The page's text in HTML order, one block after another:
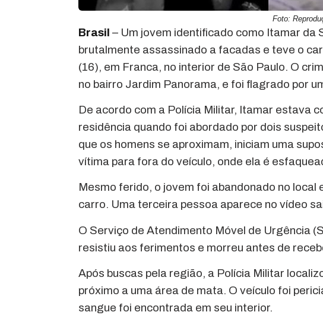
Foto:
Brasil – Um jovem identificado como Itamar da
brutalmente assassinado a facadas e teve o
(16), em Franca, no interior de São Paulo. O
no bairro Jardim Panorama, e foi flagrado por
De acordo com a Polícia Militar, Itamar estava
residência quando foi abordado por dois
que os homens se aproximam, iniciam uma
vítima para fora do veículo, onde ela é
Mesmo ferido, o jovem foi abandonado no
carro. Uma terceira pessoa aparece no vídeo
O Serviço de Atendimento Móvel de Urgência
resistiu aos ferimentos e morreu antes de
Após buscas pela região, a Polícia Militar
próximo a uma área de mata. O veículo foi
sangue foi encontrada em seu interior.